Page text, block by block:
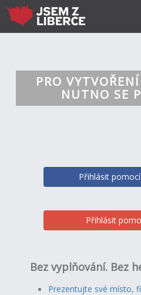
PRO
NUTNO SE
Přihlásit
Přihlásit
Bez vyplňování. Bez
Prezentujte své místo,